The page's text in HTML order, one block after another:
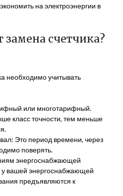
на электроэнергии в
счетчика?
необходимо учитывать
или многотарифный.
класс точности, тем меньше
Это период времени, через
поверять.
энергоснабжающей
у вашей энергоснабжающей
предъявляются к